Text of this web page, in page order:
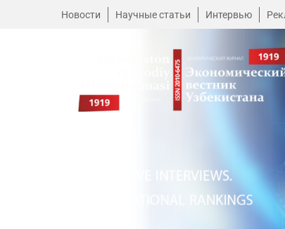
Новости Научные статьи Интервью